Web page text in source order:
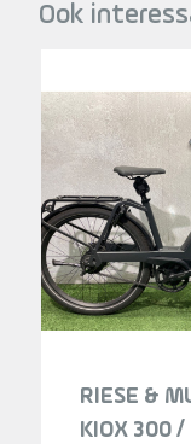
Ook
RIESE &
KIOX 300